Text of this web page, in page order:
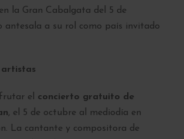
en la Gran Cabalgata del 5 de
antesala a su rol como país invitado
artistas
el concierto gratuito de
, el 5 de octubre al mediodía en
La cantante y compositora de